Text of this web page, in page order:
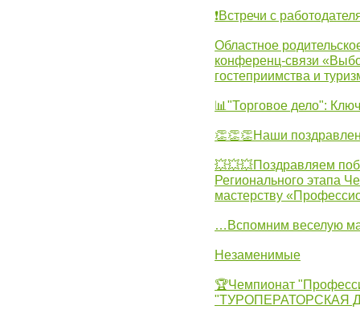
❗Встречи с
Областное
конференц-связи
гостеприимства и
📊"Торговое дело":
👏👏👏Наши
💥💥💥Поздравляем
Регионального этапа
мастерству
…Вспомним веселую
Незаменимые
🏆Чемпионат
"ТУРОПЕРАТОРСКАЯ